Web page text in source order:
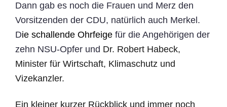
Dann gab es noch die Frauen und Merz den
Vorsitzenden der CDU, natürlich auch Merkel.
Die schallende Ohrfeige für die Angehörigen der
zehn NSU-Opfer und Dr. Robert Habeck,
Minister für Wirtschaft, Klimaschutz und
Vizekanzler.
Ein kleiner kurzer Rückblick und immer noch